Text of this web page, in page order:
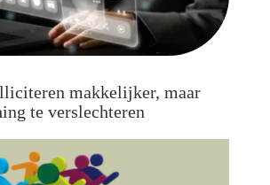
makkelijker, maar
te verslechteren